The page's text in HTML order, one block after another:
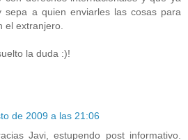
sepa a quien enviarles las cosas para
el extranjero.
la duda :)!
de 2009 a las 21:06
Javi, estupendo post informativo.